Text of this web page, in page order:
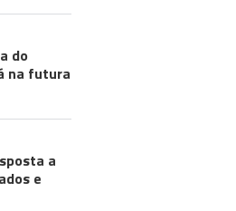
do
na futura
a
e